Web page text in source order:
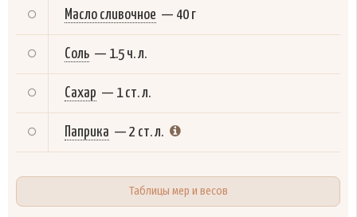
Масло сливочное — 40 г
Соль — 1.5 ч. л.
Сахар — 1 ст. л.
Паприка — 2 ст. л.
Таблицы мер и весов